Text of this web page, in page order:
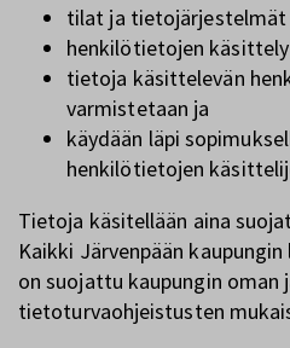
tilat ja tietojärjestelmät
henkilötietojen
tietoja käsittelevän
varmistetaan ja
käydään läpi
henkilötietojen
Tietoja käsitellään aina
Kaikki Järvenpään
on suojattu kaupungin
tietoturvaohjeistusten